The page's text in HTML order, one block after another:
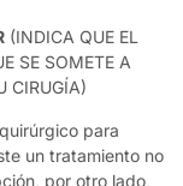
(INDICA QUE EL
SE SOMETE A
CIRUGÍA)
para
un tratamiento no
por otro lado,